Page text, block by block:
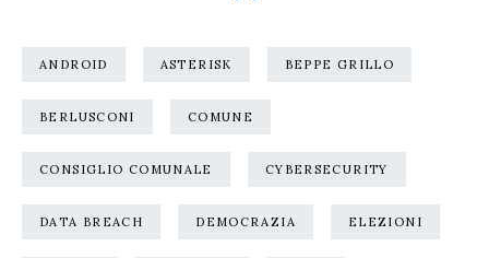
ANDROID ASTERISK BEPPE GRILLO
BERLUSCONI COMUNE
CONSIGLIO COMUNALE CYBERSECURITY
DATA BREACH DEMOCRAZIA ELEZIONI